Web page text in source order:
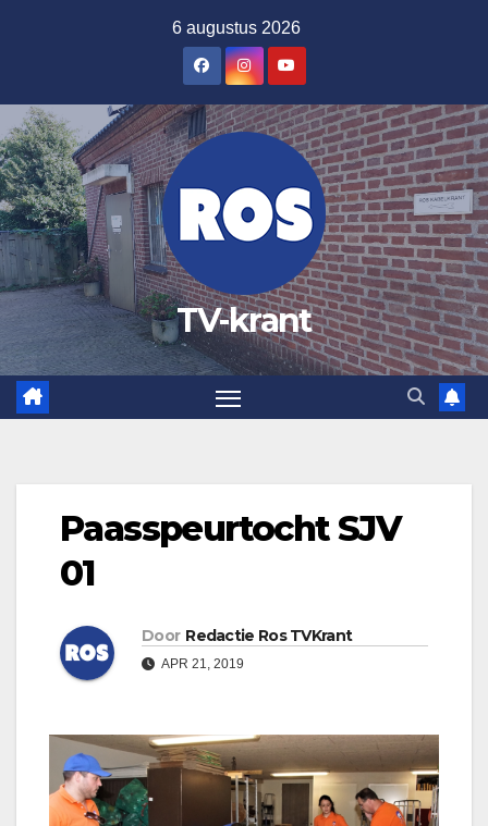
inhoud
6 augustus 2026
TV-krant
Paasspeurtocht SJV
01
Door Redactie Ros TVKrant
APR 21, 2019